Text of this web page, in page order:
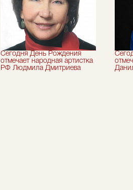
Сегодня День Рождения
отмечает народная артистка
РФ Людмила Дмитриева